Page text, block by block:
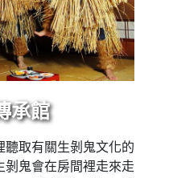
承館
聽取有關生剝鬼文化的
剝鬼會在房間裡走來走